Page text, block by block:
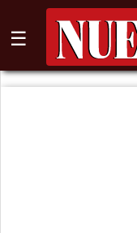
☰
⌕